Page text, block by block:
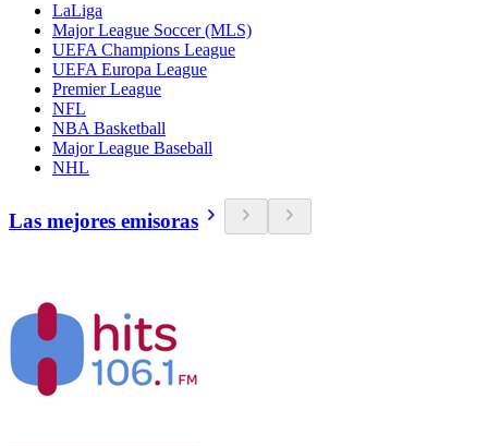
LaLiga
Major League Soccer (MLS)
UEFA Champions League
UEFA Europa League
Premier League
NFL
NBA Basketball
Major League Baseball
NHL
Las mejores emisoras